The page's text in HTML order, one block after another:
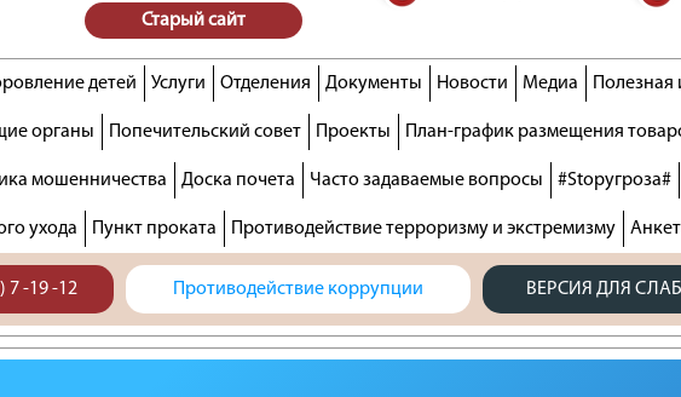
Старый сайт
детей Услуги Отделения Документы Новости Медиа
органы Попечительский совет Проекты План-график размещения
мошенничества Доска почета Часто задаваемые вопросы #Stopугроза#
ухода Пункт проката Противодействие терроризму и экстремизму
7 -19 -12 Противодействие коррупции ВЕРСИЯ ДЛЯ